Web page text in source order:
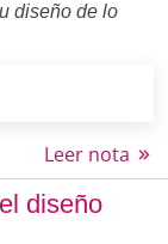
diseño de lo
Leer nota
diseño